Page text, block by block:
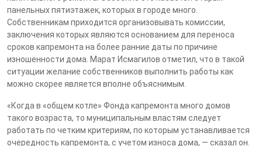
панельных пятиэтажек, которых в городе много.
Собственникам приходится организовывать комиссии,
заключения которых являются основанием для переноса
сроков капремонта на более ранние даты по причине
изношенности дома. Марат Исмагилов отметил, что в такой
ситуации желание собственников выполнить работы как
можно скорее является вполне объяснимым.
«Когда в «общем котле» Фонда капремонта много домов
такого возраста, то муниципальным властям следует
работать по четким критериям, по которым устанавливается
очередность капремонта, с учетом износа дома, — сказал он.